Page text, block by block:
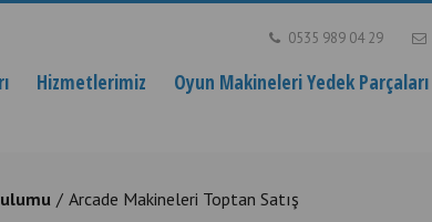
0535 989 04 29
Hizmetlerimiz Oyun Makineleri Yedek Parçaları
Arcade Makineleri Toptan Satış